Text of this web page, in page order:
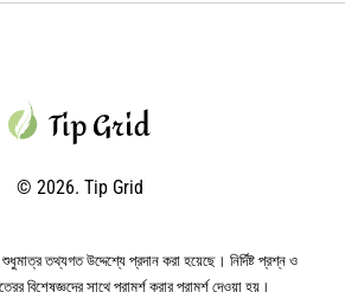
© 2026. Tip Grid
তথ্যগত উদ্দেশ্যে প্রদান করা হয়েছে। নির্দিষ্ট প্রশ্ন ও
বিশেষজ্ঞদের সাথে পরামর্শ করার পরামর্শ দেওয়া হয়।